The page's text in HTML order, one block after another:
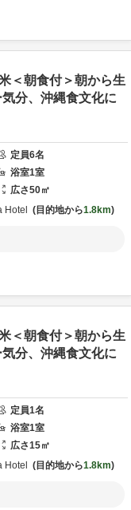
＜朝食付＞朝から生
分、沖縄食文化に
定員6名
浴室1室
広さ50㎡
Hotel 目的地から1.8km
＜朝食付＞朝から生
分、沖縄食文化に
定員1名
浴室1室
広さ15㎡
Hotel 目的地から1.8km